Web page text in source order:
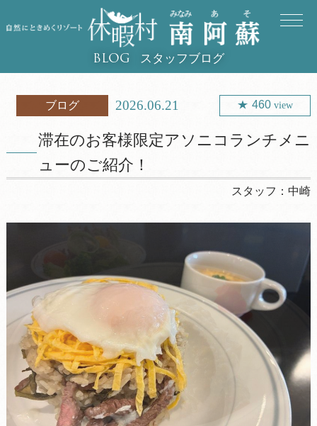
BLOG スタッフブログ
ブログ 2026.06.21 460 view
滞在のお客様限定アソニコランチメニ
ューのご紹介！
スタッフ：中崎